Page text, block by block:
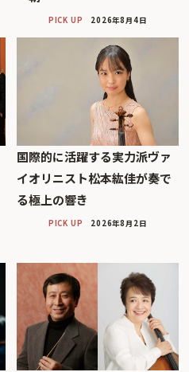
PICK UP 2026年8月4日
国際的に活躍する実力派ヴァ
イオリニスト松本紘佳が奏で
る極上の響き
PICK UP 2026年8月2日